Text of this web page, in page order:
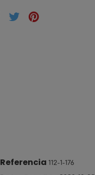
Referencia 112-1-176